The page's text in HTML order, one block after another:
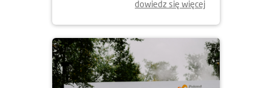
dowiedz się więcej